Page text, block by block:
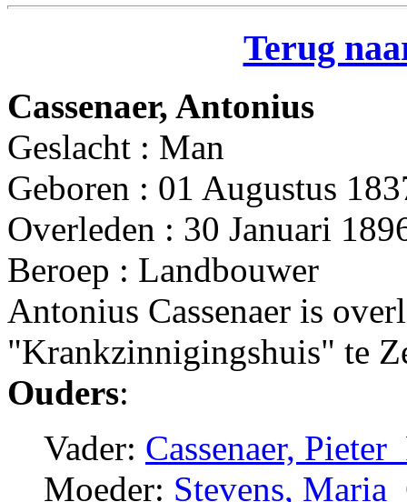
Terug
Cassenaer, Antonius
Geslacht : Man
Geboren : 01 Augustus
Overleden : 30 Januari
Beroep : Landbouwer
Antonius Cassenaer is
"Krankzinnigingshuis" te
Ouders:
Vader: Cassenaer,
Moeder: Stevens,